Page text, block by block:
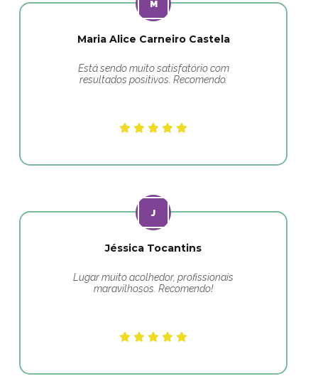
Maria Alice Carneiro Castela
Está sendo muito satisfatório com
resultados positivos. Recomendo.
Jéssica Tocantins
Lugar muito acolhedor, profissionais
maravilhosos. Recomendo!